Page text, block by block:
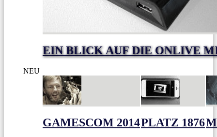
EIN BLICK AUF DIE ONLIVE
NEU
GAMESCOM 2014PLATZ 1876